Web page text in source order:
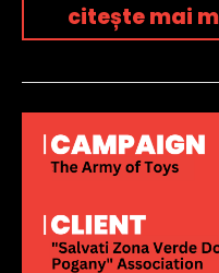
citește mai